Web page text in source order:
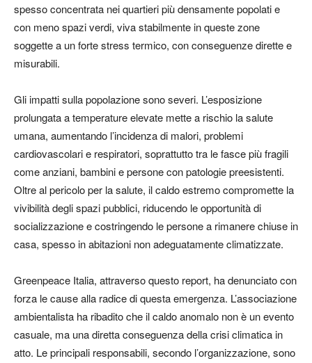
spesso concentrata nei quartieri più densamente popolati e
con meno spazi verdi, viva stabilmente in queste zone
soggette a un forte stress termico, con conseguenze dirette e
misurabili.
Gli impatti sulla popolazione sono severi. L’esposizione
prolungata a temperature elevate mette a rischio la salute
umana, aumentando l’incidenza di malori, problemi
cardiovascolari e respiratori, soprattutto tra le fasce più fragili
come anziani, bambini e persone con patologie preesistenti.
Oltre al pericolo per la salute, il caldo estremo compromette la
vivibilità degli spazi pubblici, riducendo le opportunità di
socializzazione e costringendo le persone a rimanere chiuse in
casa, spesso in abitazioni non adeguatamente climatizzate.
Greenpeace Italia, attraverso questo report, ha denunciato con
forza le cause alla radice di questa emergenza. L’associazione
ambientalista ha ribadito che il caldo anomalo non è un evento
casuale, ma una diretta conseguenza della crisi climatica in
atto. Le principali responsabili, secondo l’organizzazione, sono